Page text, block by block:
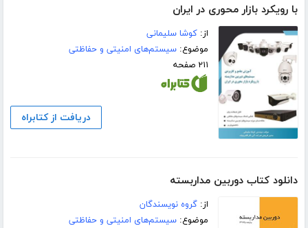
با رویکرد بازار محوری در ایران
از:کوشا سلیمانی
موضوع:سیستم‌های امنیتی و حفاظتی
۲۱۱ صفحه
دریافت از کتابراه
دانلود کتاب دوربین مداربسته
از:گروه نویسندگان
موضوع:سیستم‌های امنیتی و حفاظتی